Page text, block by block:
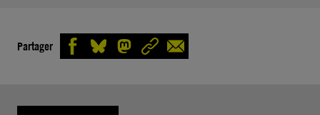
Partager